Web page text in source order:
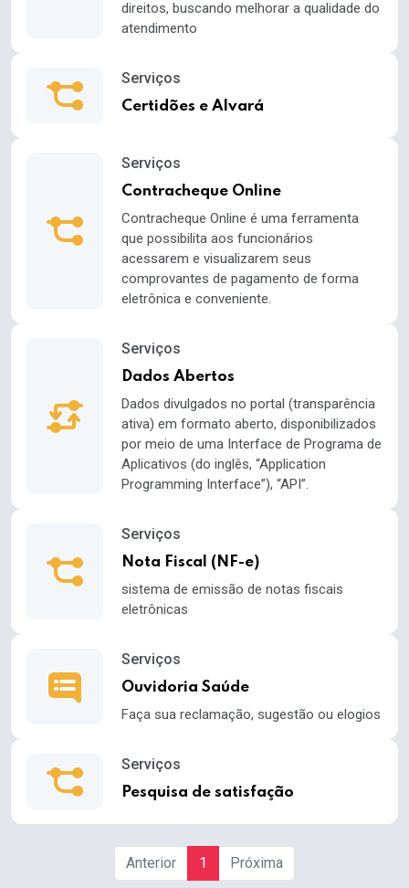
direitos, buscando melhorar a qualidade do
atendimento
Serviços
Certidões e Alvará
Serviços
Contracheque Online
Contracheque Online é uma ferramenta
que possibilita aos funcionários
acessarem e visualizarem seus
comprovantes de pagamento de forma
eletrônica e conveniente.
Serviços
Dados Abertos
Dados divulgados no portal (transparência
ativa) em formato aberto, disponibilizados
por meio de uma Interface de Programa de
Aplicativos (do inglês, “Application
Programming Interface”), “API”.
Serviços
Nota Fiscal (NF-e)
sistema de emissão de notas fiscais
eletrônicas
Serviços
Ouvidoria Saúde
Faça sua reclamação, sugestão ou elogios
Serviços
Pesquisa de satisfação
Anterior 1 Próxima